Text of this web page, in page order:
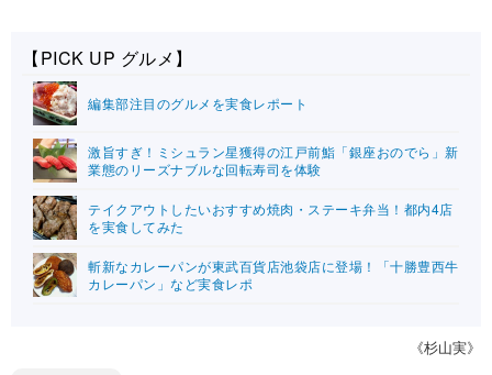
【PICK UP グルメ】
編集部注目のグルメを実食レポート
激旨すぎ！ミシュラン星獲得の江戸前鮨「銀座おのでら」新
業態のリーズナブルな回転寿司を体験
テイクアウトしたいおすすめ焼肉・ステーキ弁当！都内4店
を実食してみた
斬新なカレーパンが東武百貨店池袋店に登場！「十勝豊西牛
カレーパン」など実食レポ
《杉山実》